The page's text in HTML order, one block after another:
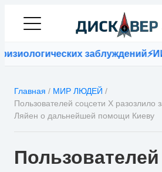
заблуждений⚡ИИ
Главная / МИР ЛЮДЕЙ /
Пользователей соцсети Х разозлило
Ляйен о дальнейшей помощи Киеву